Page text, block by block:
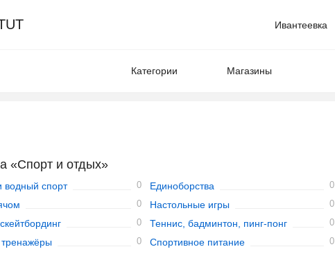
Ивантеевка
Категории Магазины
«Спорт и отдых»
водный спорт 0 Единоборства 0
0 Настольные игры 0
0 Теннис, бадминтон, пинг-понг 0
0 Спортивное питание 0